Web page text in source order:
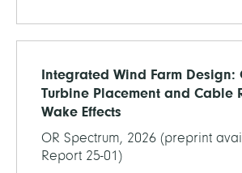
Integrated Wind Farm Design:
Turbine Placement and Cable
Wake Effects
OR Spectrum, 2026 (preprint
Report 25-01)